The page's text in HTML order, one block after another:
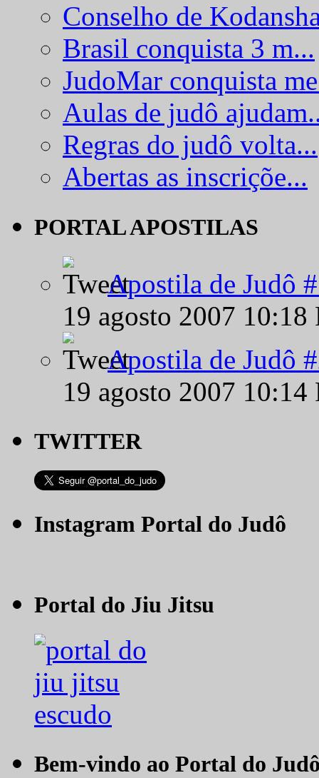
Conselho de
Brasil conquista 3 m...
JudoMar conquista
Aulas de judô
Regras do judô volta...
Abertas as inscriçõe...
PORTAL APOSTILAS
Apostila de Judô
19 agosto 2007
Apostila de Judô
19 agosto 2007
TWITTER
Instagram Portal do Judô
Portal do Jiu Jitsu
Bem-vindo ao Portal do